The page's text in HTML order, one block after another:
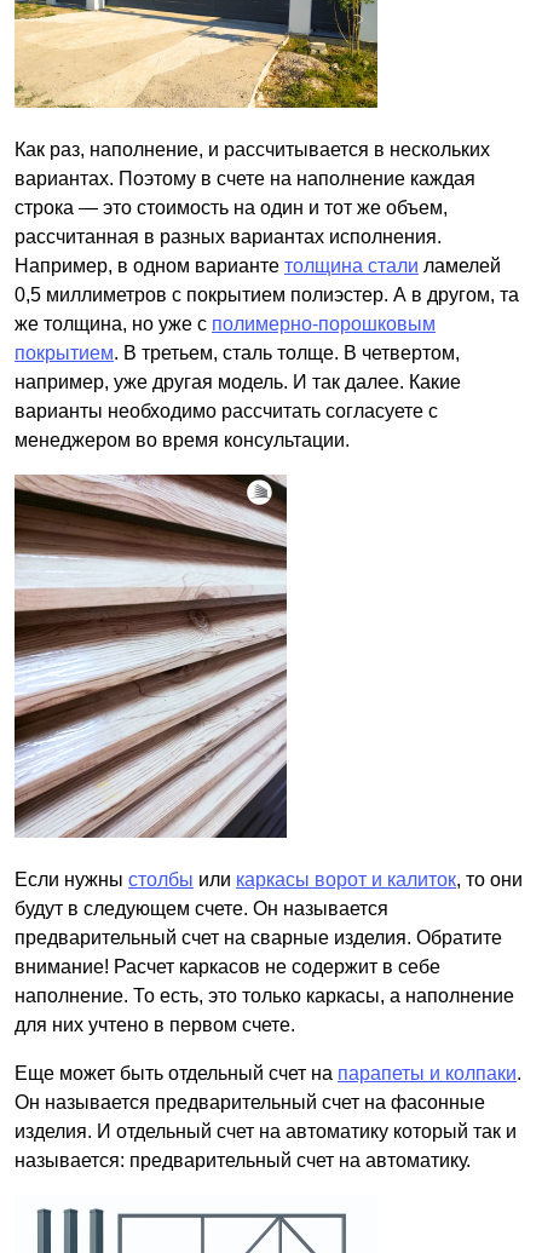
Как раз, наполнение, и рассчитывается в нескольких
вариантах. Поэтому в счете на наполнение каждая
строка — это стоимость на один и тот же объем,
рассчитанная в разных вариантах исполнения.
Например, в одном варианте толщина стали ламелей
0,5 миллиметров с покрытием полиэстер. А в другом, та
же толщина, но уже с полимерно-порошковым
покрытием. В третьем, сталь толще. В четвертом,
например, уже другая модель. И так далее. Какие
варианты необходимо рассчитать согласуете с
менеджером во время консультации.
Если нужны столбы или каркасы ворот и калиток, то они
будут в следующем счете. Он называется
предварительный счет на сварные изделия. Обратите
внимание! Расчет каркасов не содержит в себе
наполнение. То есть, это только каркасы, а наполнение
для них учтено в первом счете.
Еще может быть отдельный счет на парапеты и колпаки.
Он называется предварительный счет на фасонные
изделия. И отдельный счет на автоматику который так и
называется: предварительный счет на автоматику.